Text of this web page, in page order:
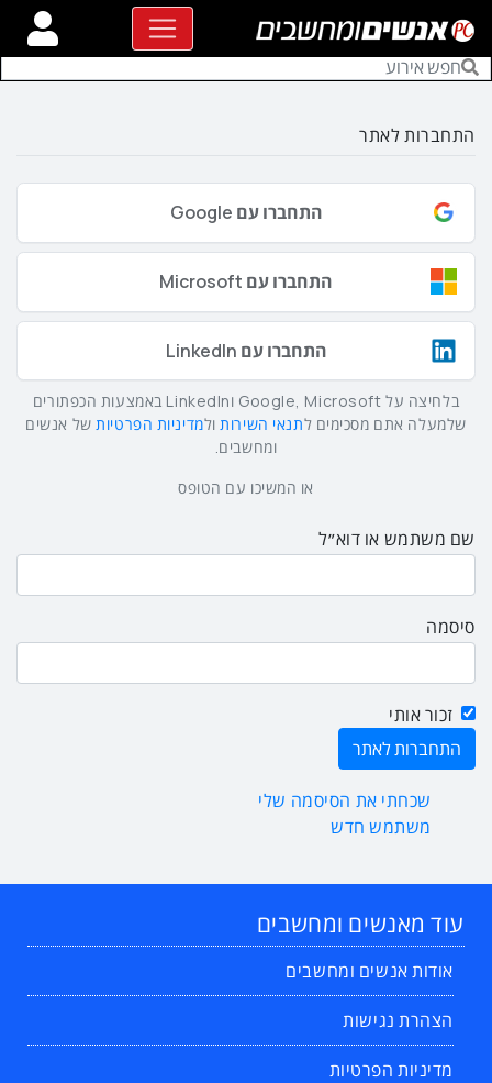
התחברות לאתר
התחברו עם Google
התחברו עם Microsoft
התחברו עם LinkedIn
בלחיצה על Google, Microsoft וLinkedIn באמצעות הכפתורים
שלמעלה אתם מסכימים לתנאי השירותולמדיניות הפרטיותשל אנשים
ומחשבים.
או המשיכו עם הטופס
שם משתמש או דוא״ל
סיסמה
זכור אותי
שכחתי את הסיסמה שלי
משתמש חדש
עוד מאנשים ומחשבים
אודות אנשים ומחשבים
הצהרת נגישות
מדיניות הפרטיות